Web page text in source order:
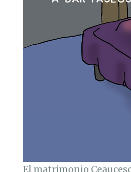
El matrimonio